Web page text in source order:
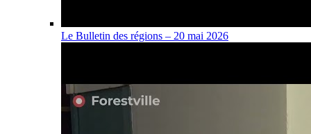
Le Bulletin des régions – 20 mai 2026